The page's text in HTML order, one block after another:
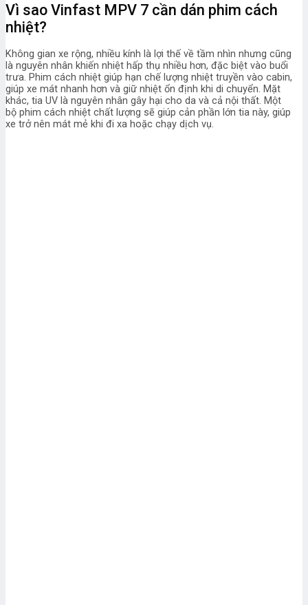
Vì sao Vinfast MPV 7 cần dán phim cách
nhiệt?
Không gian xe rộng, nhiều kính là lợi thế về tầm nhìn nhưng cũng
là nguyên nhân khiến nhiệt hấp thụ nhiều hơn, đặc biệt vào buổi
trưa. Phim cách nhiệt giúp hạn chế lượng nhiệt truyền vào cabin,
giúp xe mát nhanh hơn và giữ nhiệt ổn định khi di chuyển. Mặt
khác, tia UV là nguyên nhân gây hại cho da và cả nội thất. Một
bộ phim cách nhiệt chất lượng sẽ giúp cản phần lớn tia này, giúp
xe trở nên mát mẻ khi đi xa hoặc chạy dịch vụ.